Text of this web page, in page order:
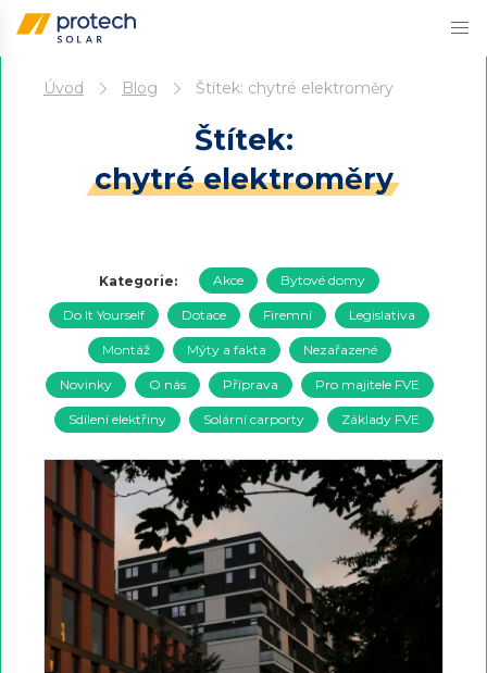
Úvod Blog Štítek: chytré elektroměry
Štítek:
chytré elektroměry
Kategorie: Akce Bytové domy
Do It Yourself Dotace Firemní Legislativa
Montáž Mýty a fakta Nezařazené
Novinky O nás Příprava Pro majitele FVE
Sdílení elektřiny Solární carporty Základy FVE